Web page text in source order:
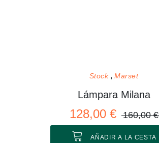
Stock Marset
Lámpara Milana
128,00 € 160,00 €
AÑADIR A LA CESTA